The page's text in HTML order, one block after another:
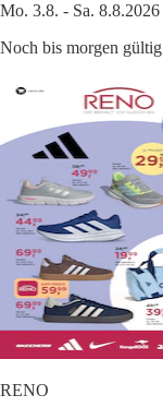
Mo. 3.8. - Sa. 8.8.2026
Noch bis morgen gültig
RENO